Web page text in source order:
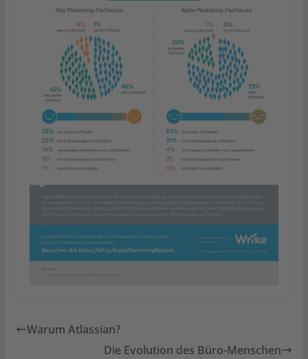
Warum Atlassian?
Die Evolution des Büro-Menschen